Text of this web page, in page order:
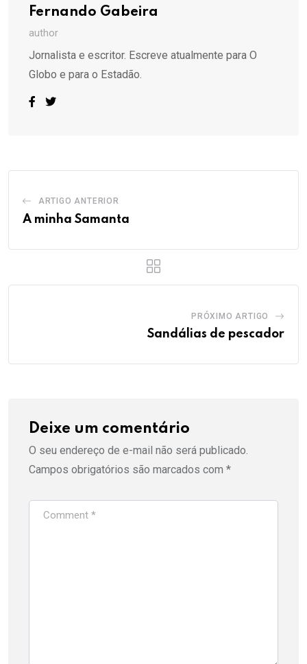
Fernando Gabeira
author
Jornalista e escritor. Escreve atualmente para O
Globo e para o Estadão.
ARTIGO ANTERIOR
A minha Samanta
PRÓXIMO ARTIGO
Sandálias de pescador
Deixe um comentário
O seu endereço de e-mail não será publicado.
Campos obrigatórios são marcados com *